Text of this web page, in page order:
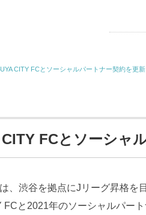
CITY FCとソーシャルパートナー契約を更新
FCとソーシャ
、渋谷を拠点にJリーグ昇格を
FCと2021年のソーシャルパー